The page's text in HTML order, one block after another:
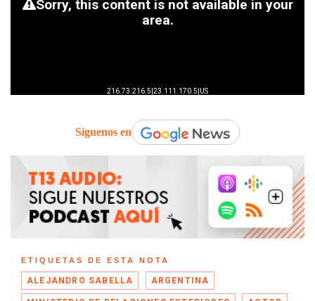
Síguenos en
ETIQUETAS DE ESTA NOTA
ALEJANDRO SABELLA ARGENTINA